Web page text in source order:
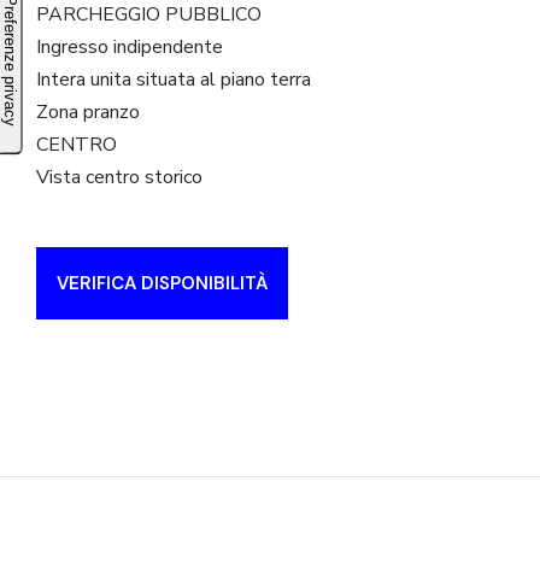
PARCHEGGIO PUBBLICO
Ingresso indipendente
Intera unita situata al piano terra
Zona pranzo
CENTRO
Vista centro storico
VERIFICA DISPONIBILITÀ